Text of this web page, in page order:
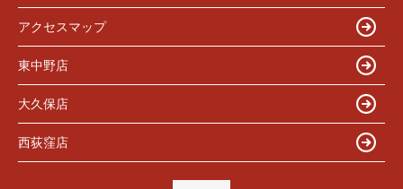
アクセスマップ
東中野店
大久保店
西荻窪店